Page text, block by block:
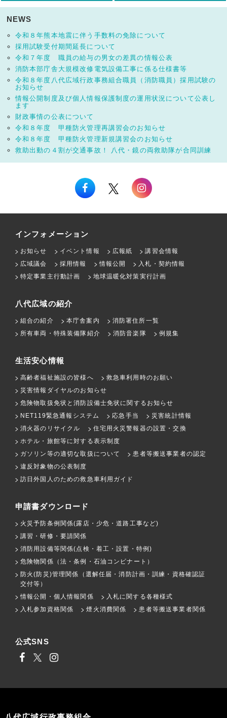
NEWS
令和８年熊本地震に伴う手数料の免除について
採用試験受付期間延長について
令和７年度 職員の給与の男女の差異の情報公表
消防本部庁舎大規模改修電気設備工事に係る仕様書等
令和８年度八代広域行政事務組合職員（消防職員）採用試験の
お知らせ
情報公開制度及び個人情報保護制度の運用状況について公表し
ます
財政事情の公表について
令和８年度 甲種防火管理再講習会のお知らせ
令和８年度 甲種防火管理新規講習会のお知らせ
救助出動の４割が交通事故！ 八代・鏡の両救助隊が合同訓練
インフォメーション
お知らせ イベント情報 広報紙
講習会情報
広域議会
採用情報 情報公開
入札・契約情報
特定事業主行動計画
地球温暖化対策実行計画
八代広域の紹介
組合の紹介 本庁舎案内
消防署住所一覧
所有車両・特殊装備隊紹介
消防音楽隊 例規集
生活安心情報
高齢者福祉施設の皆様へ
救急車利用時のお願い
災害情報ダイヤルのお知らせ
危険物取扱免状と消防設備士免状に関するお知らせ
NET119緊急通報システム
応急手当
災害統計情報
消火器のリサイクル
住宅用火災警報器の設置・交換
ホテル・旅館等に対する表示制度
ガソリン等の適切な取扱について
患者等搬送事業者の認定
違反対象物の公表制度
訪日外国人のための救急車利用ガイド
申請書ダウンロード
火災予防条例関係(露店・少危・道路工事など)
講習・研修・要請関係
消防用設備等関係(点検・着工・設置・特例)
危険物関係（法・条例・石油コンビナート）
防火(防災)管理関係（選解任届・消防計画・訓練・資格確認証
交付等）
情報公開・個人情報関係
入札に関する各種様式
入札参加資格関係
煙火消費関係 患者等搬送事業者関係
公式SNS